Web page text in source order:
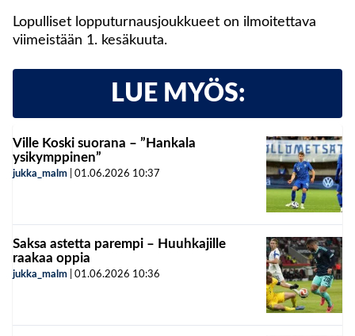
Lopulliset lopputurnausjoukkueet on ilmoitettava
viimeistään 1. kesäkuuta.
LUE MYÖS:
Ville Koski suorana – ”Hankala
ysikymppinen”
jukka_malm 01.06.2026 10:37
Saksa astetta parempi – Huuhkajille
raakaa oppia
jukka_malm 01.06.2026 10:36